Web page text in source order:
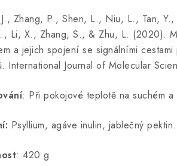
Zhang, P., Shen, L., Niu, L., Tan,
Li, X., Zhang, S., & Zhu, L. (2020).
a jejich spojení se signálními
International Journal of Molecular
: Při pokojové teplotě na suchém a
Psyllium, agáve inulin, jablečný pektin.
: 420 g